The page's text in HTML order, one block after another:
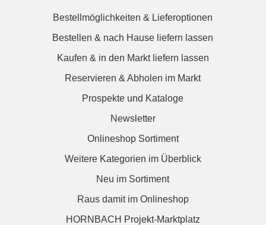
Bestellmöglichkeiten & Lieferoptionen
Bestellen & nach Hause liefern lassen
Kaufen & in den Markt liefern lassen
Reservieren & Abholen im Markt
Prospekte und Kataloge
Newsletter
Onlineshop Sortiment
Weitere Kategorien im Überblick
Neu im Sortiment
Raus damit im Onlineshop
HORNBACH Projekt-Marktplatz